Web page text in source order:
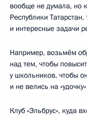
вообще не думала, но
Республики
и интересные задачи
Например, возьмём
над тем, чтобы
у школьников, чтобы
и не велись на
Клуб «Эльбрус», куда